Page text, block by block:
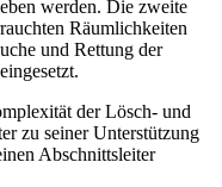
werden. Die zweite
Räumlichkeiten
und Rettung der
der Lösch- und
zu seiner Unterstützung
Abschnittsleiter